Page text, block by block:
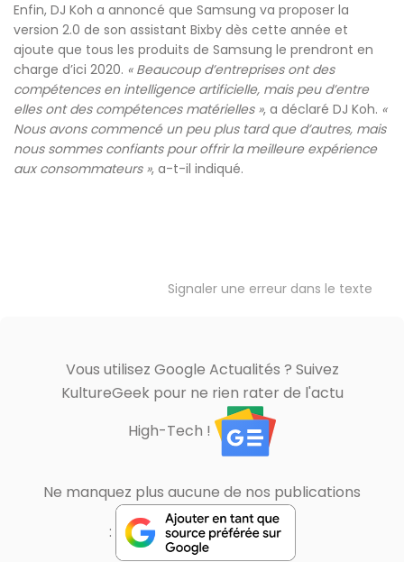
Enfin, DJ Koh a annoncé que Samsung va proposer la
version 2.0 de son assistant Bixby dès cette année et
ajoute que tous les produits de Samsung le prendront en
charge d’ici 2020. « Beaucoup d’entreprises ont des
compétences en intelligence artificielle, mais peu d’entre
elles ont des compétences matérielles », a déclaré DJ Koh. «
Nous avons commencé un peu plus tard que d’autres, mais
nous sommes confiants pour offrir la meilleure expérience
aux consommateurs », a-t-il indiqué.
Signaler une erreur dans le texte
Vous utilisez Google Actualités ? Suivez
KultureGeek pour ne rien rater de l'actu
High-Tech !
Ne manquez plus aucune de nos publications
: